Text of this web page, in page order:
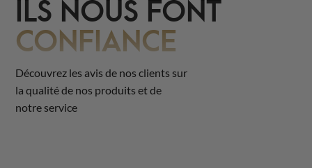
CONFIANCE
Découvrez les avis de nos clients sur
la qualité de nos produits et de
notre service